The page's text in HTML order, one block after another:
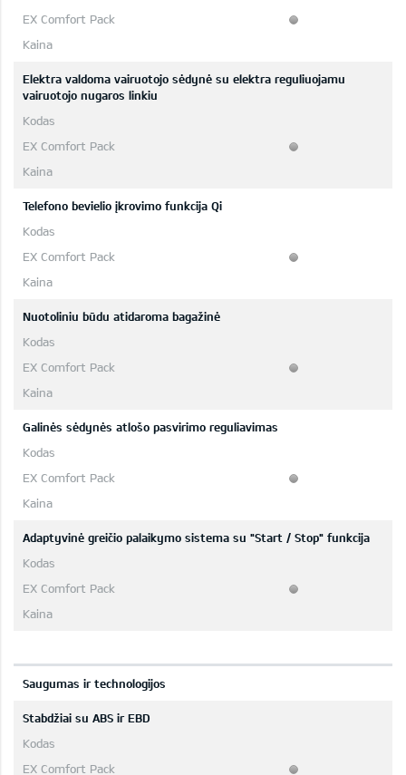
Elektra valdoma vairuotojo sėdynė su elektra reguliuojamu
vairuotojo nugaros linkiu
Telefono bevielio įkrovimo funkcija Qi
Nuotoliniu būdu atidaroma bagažinė
Galinės sėdynės atlošo pasvirimo reguliavimas
Adaptyvinė greičio palaikymo sistema su "Start / Stop" funkcija
Saugumas ir technologijos
Stabdžiai su ABS ir EBD